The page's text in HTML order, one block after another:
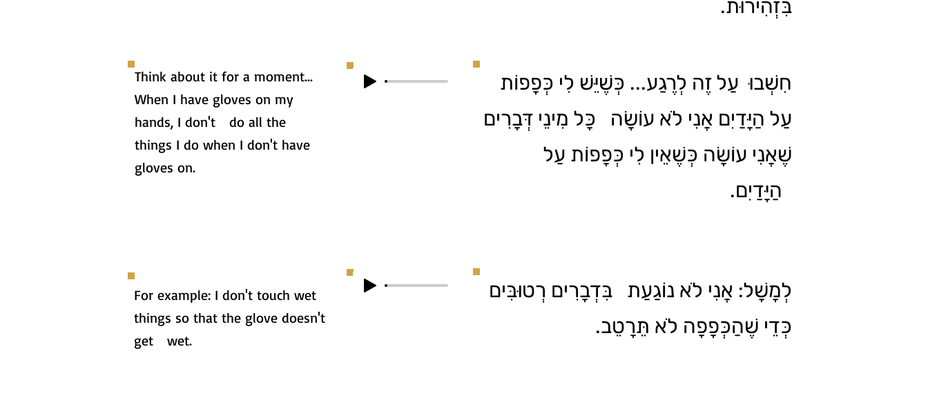
בִּזְהִירוּת.
Think about it for a moment...
When I have gloves on my
hands, I don't do all the
things I do when I don't have
gloves on.
חִשְׁבוּ עַל זֶה לְרֶגַע... כְּשֶׁיֵּשׁ לִי כְּפָפוֹת
עַל הַיָּדַיִם אֲנִי לֹא עוֹשָׂה כָּל מִינֵי דְּבָרִים
שֶׁאֲנִי עוֹשָׂה כְּשֶׁאֵין לִי כְּפָפוֹת עַל
הַיָּדַיִם.
For example: I don't touch wet
things so that the glove doesn't
get wet.
לְמָשָׁל: אֲנִי לֹא נוֹגַעַת בִּדְבָרִים רְטוּבִּים
כְּדֵי שֶׁהַכְּפָפָה לֹא תֵּרָטֵב.